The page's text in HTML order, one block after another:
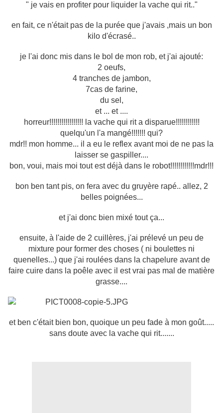
" je vais en profiter pour liquider la vache qui rit.."
en fait, ce n'était pas de la purée que j'avais ,mais un bon
kilo d'écrasé..
je l'ai donc mis dans le bol de mon rob, et j'ai ajouté:
2 oeufs,
4 tranches de jambon,
7cas de farine,
du sel,
et ... et ....
horreur!!!!!!!!!!!!!!!!! la vache qui rit a disparue!!!!!!!!!!!!
quelqu'un l'a mangé!!!!!!! qui?
mdr!! mon homme... il a eu le reflex avant moi de ne pas la
laisser se gaspiller....
bon, voui, mais moi tout est déjà dans le robot!!!!!!!!!!!!mdr!!!
bon ben tant pis, on fera avec du gruyère rapé.. allez, 2
belles poignées...
et j'ai donc bien mixé tout ça...
ensuite, à l'aide de 2 cuillères, j'ai prélevé un peu de
mixture pour former des choses ( ni boulettes ni
quenelles...) que j'ai roulées dans la chapelure avant de
faire cuire dans la poêle avec il est vrai pas mal de matière
grasse....
et ben c'était bien bon, quoique un peu fade à mon goût.....
sans doute avec la vache qui rit.......